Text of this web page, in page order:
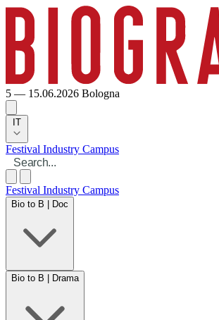
5 — 15.06.2026 Bologna
IT
Festival Industry Campus
Festival Industry Campus
Bio to B | Doc
Bio to B | Drama